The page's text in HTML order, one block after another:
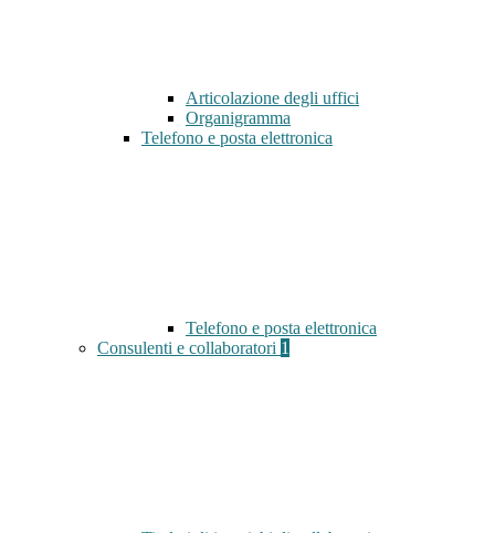
Articolazione degli uffici
Organigramma
Telefono e posta elettronica
Telefono e posta elettronica
Consulenti e collaboratori 1